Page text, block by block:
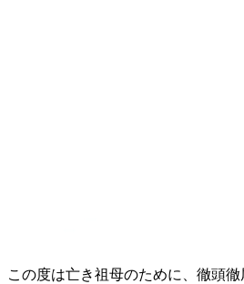
この度は亡き祖母のために、徹頭